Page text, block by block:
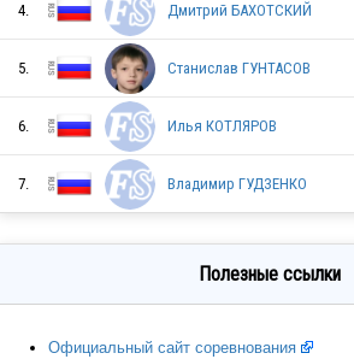
RUS
RUS
RUS
RUS
4. Дмитрий БАХОТСКИЙ
5. Станислав ГУНТАСОВ
6. Илья КОТЛЯРОВ
7. Владимир ГУДЗЕНКО
Полезные ссылки
Официальный сайт соревнования